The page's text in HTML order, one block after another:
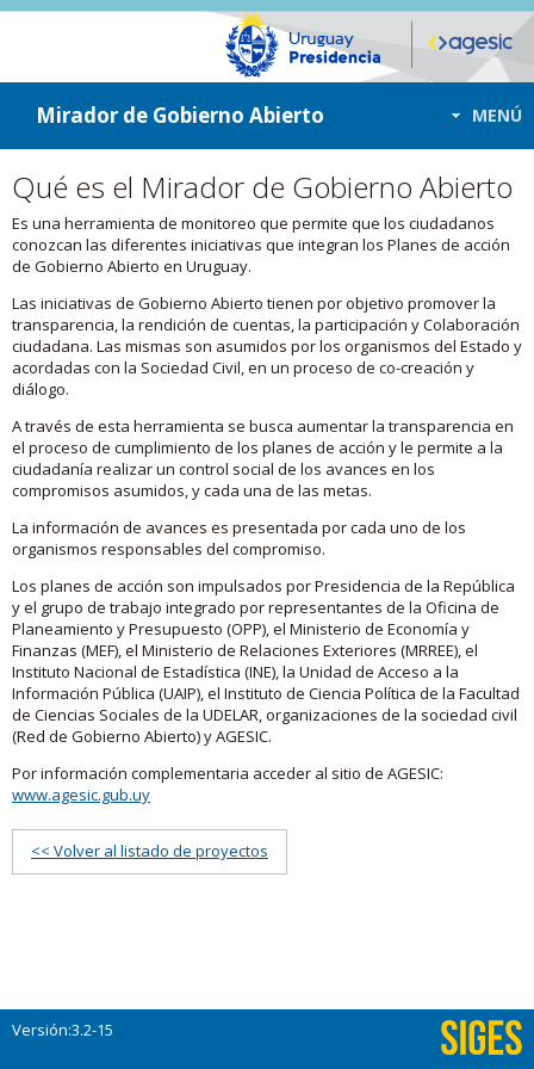
ir a contenido
ir al menú
Mirador de Gobierno Abierto MENÚ
Qué es el Mirador de Gobierno Abierto
Es una herramienta de monitoreo que permite que los ciudadanos
conozcan las diferentes iniciativas que integran los Planes de acción
de Gobierno Abierto en Uruguay.
Las iniciativas de Gobierno Abierto tienen por objetivo promover la
transparencia, la rendición de cuentas, la participación y Colaboración
ciudadana. Las mismas son asumidos por los organismos del Estado y
acordadas con la Sociedad Civil, en un proceso de co-creación y
diálogo.
A través de esta herramienta se busca aumentar la transparencia en
el proceso de cumplimiento de los planes de acción y le permite a la
ciudadanía realizar un control social de los avances en los
compromisos asumidos, y cada una de las metas.
La información de avances es presentada por cada uno de los
organismos responsables del compromiso.
Los planes de acción son impulsados por Presidencia de la República
y el grupo de trabajo integrado por representantes de la Oficina de
Planeamiento y Presupuesto (OPP), el Ministerio de Economía y
Finanzas (MEF), el Ministerio de Relaciones Exteriores (MRREE), el
Instituto Nacional de Estadística (INE), la Unidad de Acceso a la
Información Pública (UAIP), el Instituto de Ciencia Política de la Facultad
de Ciencias Sociales de la UDELAR, organizaciones de la sociedad civil
(Red de Gobierno Abierto) y AGESIC.
Por información complementaria acceder al sitio de AGESIC:
www.agesic.gub.uy
<< Volver al listado de proyectos
Versión:3.2-15